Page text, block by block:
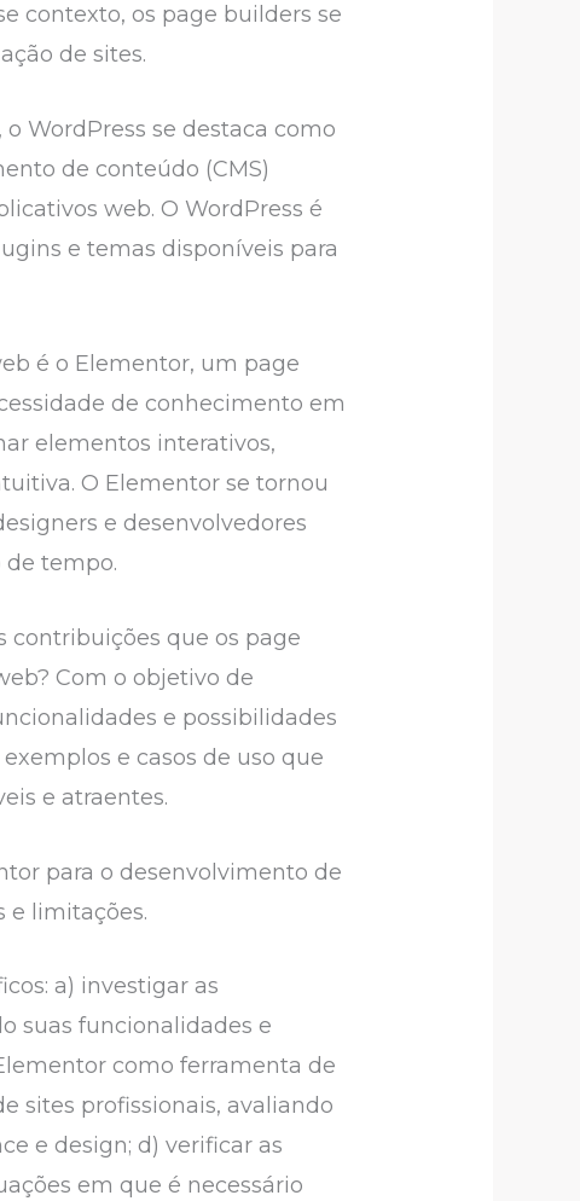
contexto, os page builders se
de sites.
WordPress se destaca como
de conteúdo (CMS)
web. O WordPress é
e temas disponíveis para
é o Elementor, um page
de conhecimento em
elementos interativos,
O Elementor se tornou
e desenvolvedores
tempo.
contribuições que os page
Com o objetivo de
e possibilidades
e casos de uso que
e atraentes.
para o desenvolvimento de
e limitações.
a) investigar as
suas funcionalidades e
como ferramenta de
sites profissionais, avaliando
e design; d) verificar as
em que é necessário